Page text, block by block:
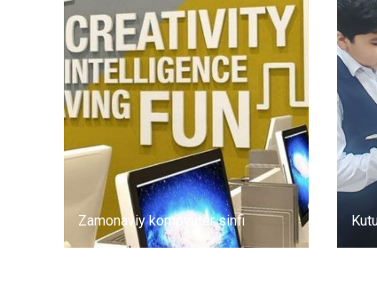
Zamonaviy kompyuter sinfi